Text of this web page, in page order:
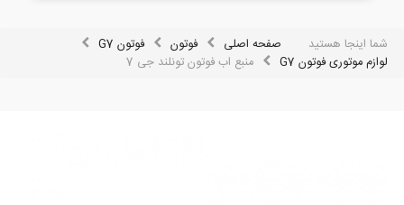
شما اینجا هستید صفحه اصلی فوتون
فوتون G7
لوازم موتوری فوتون G7
منبع اب فوتون تونلند جی 7